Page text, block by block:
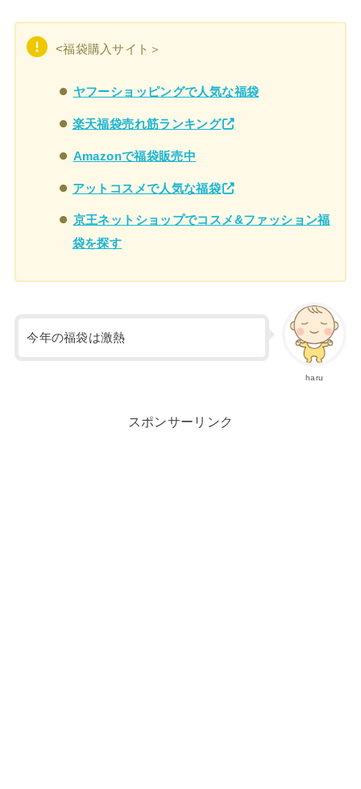
<福袋購入サイト＞
ヤフーショッピングで人気な福袋
楽天福袋売れ筋ランキング
Amazonで福袋販売中
アットコスメで人気な福袋
京王ネットショップでコスメ&ファッション福
袋を探す
haru
今年の福袋は激熱
スポンサーリンク